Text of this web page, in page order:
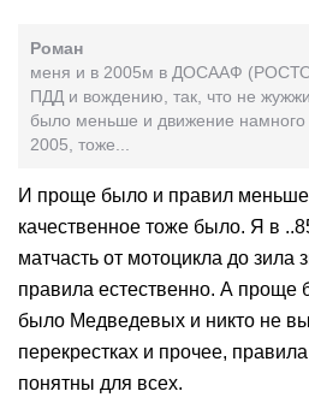
Роман
меня и в 2005м в ДОСААФ (РОСТО)
ПДД и вождению, так, что не
было меньше и движение намного
2005, тоже...
И проще было и правил
качественное тоже было. Я в
матчасть от мотоцикла до зила
правила естественно. А проще
было Медведевых и никто не
перекрестках и прочее,
понятны для всех.